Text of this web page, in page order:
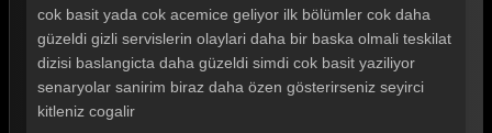
Teşkilat 22. Bölüm
Teşkilat 21. Bölüm
Teşkilat 20. Bölüm
cok basit yada cok acemice geliyor ilk bölümler cok daha
güzeldi gizli servislerin olaylari daha bir baska olmali teskilat
dizisi baslangicta daha güzeldi simdi cok basit yaziliyor
senaryolar sanirim biraz daha özen gösterirseniz seyirci
kitleniz cogalir